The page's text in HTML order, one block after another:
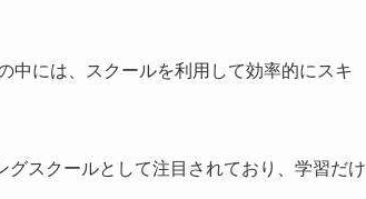
中には、スクールを利用して効率的にスキ
スクールとして注目されており、学習だけ